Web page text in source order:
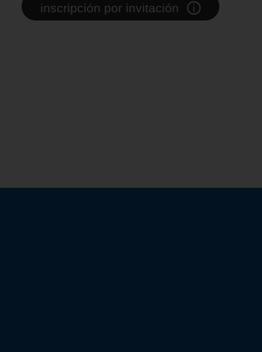
inscripción por invitación i